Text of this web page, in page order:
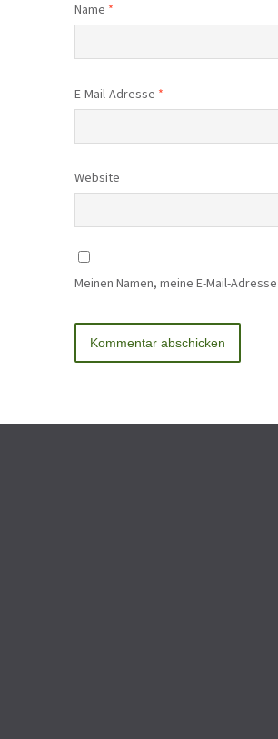
Name *
E-Mail-Adresse *
Website
Meinen Namen, meine E-Mail-